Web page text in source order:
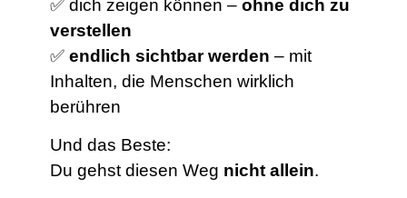
✅ dich zeigen können – ohne dich zu
verstellen
✅ endlich sichtbar werden – mit
Inhalten, die Menschen wirklich
berühren
Und das Beste:
Du gehst diesen Weg nicht allein.